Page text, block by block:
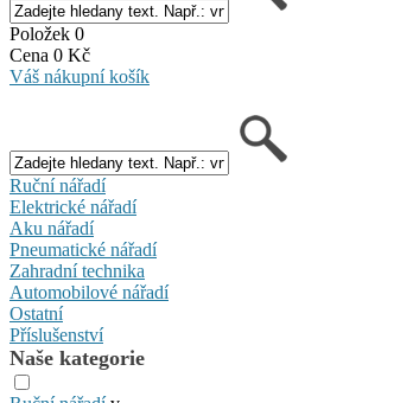
Položek 0
Cena 0 Kč
Váš nákupní košík
Ruční nářadí
Elektrické nářadí
Aku nářadí
Pneumatické nářadí
Zahradní technika
Automobilové nářadí
Ostatní
Příslušenství
Naše kategorie